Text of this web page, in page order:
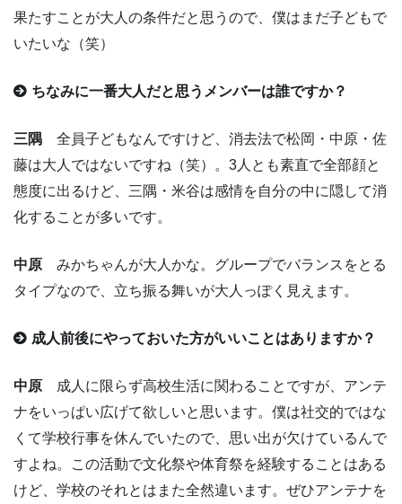
果たすことが大人の条件だと思うので、僕はまだ子どもで
いたいな（笑）
ちなみに一番大人だと思うメンバーは誰ですか？
三隅 全員子どもなんですけど、消去法で松岡・中原・佐
藤は大人ではないですね（笑）。3人とも素直で全部顔と
態度に出るけど、三隅・米谷は感情を自分の中に隠して消
化することが多いです。
中原 みかちゃんが大人かな。グループでバランスをとる
タイプなので、立ち振る舞いが大人っぽく見えます。
成人前後にやっておいた方がいいことはありますか？
中原
成人に限らず高校生活に関わることですが、アンテ
ナをいっぱい広げて欲しいと思います。僕は社交的ではな
くて学校行事を休んでいたので、思い出が欠けているんで
すよね。この活動で文化祭や体育祭を経験することはある
けど、学校のそれとはまた全然違います。ぜひアンテナを